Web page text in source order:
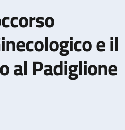
e il
al Padiglione